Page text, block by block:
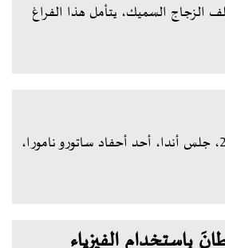
السميك، يتأمل هذا الفراغ
في أحد أيام شتاء 2067، جلس أندا، أحد أحفاد ساتورو نامورا،
باستخدام الفيزياء